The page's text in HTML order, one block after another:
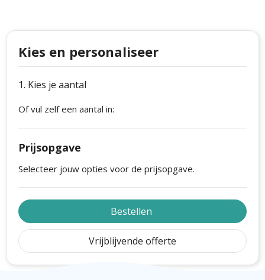
Cutter & Buck
Craft
Thule
Case Logic
Parker
Ludieke hoofdbanden
Kerstspellen
Kersttassen
kerstkaarsen
Kies en personaliseer
1. Kies je aantal
Of vul zelf een aantal in:
Prijsopgave
Selecteer jouw opties voor de prijsopgave.
Bestellen
Vrijblijvende offerte